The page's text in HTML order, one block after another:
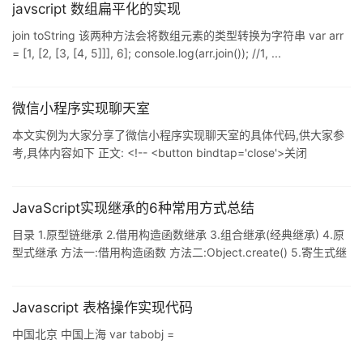
javscript 数组扁平化的实现
join toString 该两种方法会将数组元素的类型转换为字符串 var arr
= [1, [2, [3, [4, 5]]], 6]; console.log(arr.join()); //1, ...
微信小程序实现聊天室
本文实例为大家分享了微信小程序实现聊天室的具体代码,供大家参
考,具体内容如下 正文: <!-- <button bindtap='close'>关闭
JavaScript实现继承的6种常用方式总结
目录 1.原型链继承 2.借用构造函数继承 3.组合继承(经典继承) 4.原
型式继承 方法一:借用构造函数 方法二:Object.create() 5.寄生式继
Javascript 表格操作实现代码
中国北京 中国上海 var tabobj =